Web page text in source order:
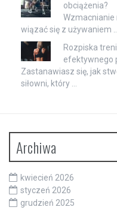
obciążenia?
Wzmacnianie
wiązać się z używaniem …
Rozpiska
efektywnego
Zastanawiasz się, jak
siłowni, który …
Archiwa
kwiecień 2026
styczeń 2026
grudzień 2025